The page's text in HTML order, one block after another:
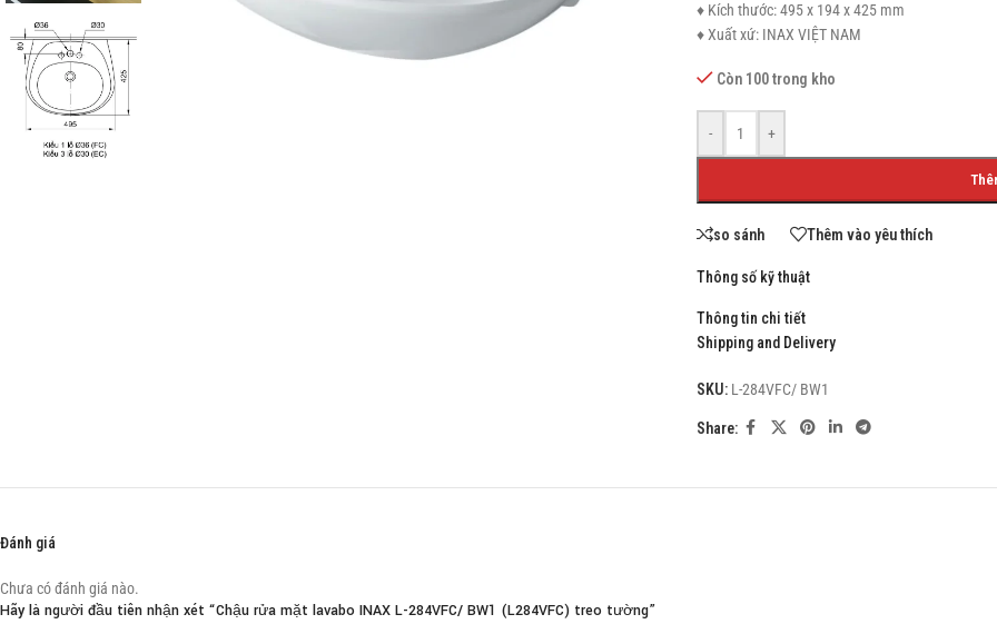
SHOP LAYOUTS
HOT
With background
Load more button
♦ Kích thước: 495 x 194 x 425 mm
♦ Xuất xứ: INAX VIỆT NAM
Còn 100 trong kho
- +
so sánh Thêm vào yêu thích
Thông số kỹ thuật
Thông tin chi tiết
Shipping and Delivery
SKU: L-284VFC/ BW1
Share:
Đánh giá
Chưa có đánh giá nào.
Hãy là người đầu tiên nhận xét “Chậu rửa mặt lavabo INAX L-284VFC/ BW1 (L284VFC) treo tường”